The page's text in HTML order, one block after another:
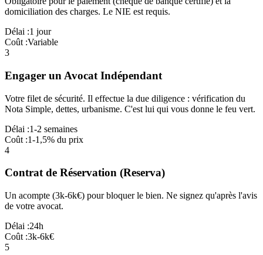
domiciliation des charges. Le NIE est requis.
Délai :1 jour
Coût :Variable
3
Engager un Avocat Indépendant
Votre filet de sécurité. Il effectue la due diligence : vérification du
Nota Simple, dettes, urbanisme. C'est lui qui vous donne le feu vert.
Délai :1-2 semaines
Coût :1-1,5% du prix
4
Contrat de Réservation (Reserva)
Un acompte (3k-6k€) pour bloquer le bien. Ne signez qu'après l'avis
de votre avocat.
Délai :24h
Coût :3k-6k€
5